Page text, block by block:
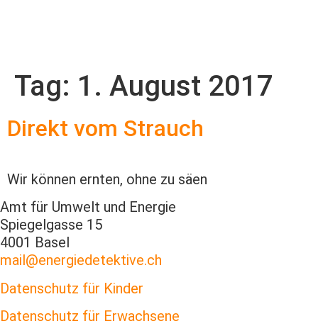
Tag: 1. August 2017
Direkt vom Strauch
Wir können ernten, ohne zu säen
Amt für Umwelt und Energie
Spiegelgasse 15
4001 Basel
mail@energiedetektive.ch
Datenschutz für Kinder
Datenschutz für Erwachsene